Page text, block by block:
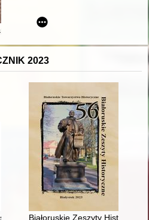
i cmentarze z I wojny
2023
1918-1921
Białoruskie Zeszyty